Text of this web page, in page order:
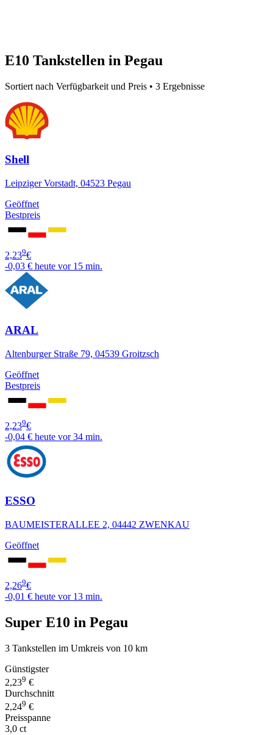
E10 Tankstellen in Pegau
Sortiert nach Verfügbarkeit und Preis • 3 Ergebnisse
Shell
Leipziger Vorstadt, 04523 Pegau
Geöffnet
Bestpreis
2,239€
-0,03 € heute vor 15 min.
ARAL
Altenburger Straße 79, 04539 Groitzsch
Geöffnet
Bestpreis
2,239€
-0,04 € heute vor 34 min.
ESSO
BAUMEISTERALLEE 2, 04442 ZWENKAU
Geöffnet
2,269€
-0,01 € heute vor 13 min.
Super E10 in Pegau
3 Tankstellen im Umkreis von 10 km
Günstigster
2,239 €
Durchschnitt
2,249 €
Preisspanne
3,0 ct